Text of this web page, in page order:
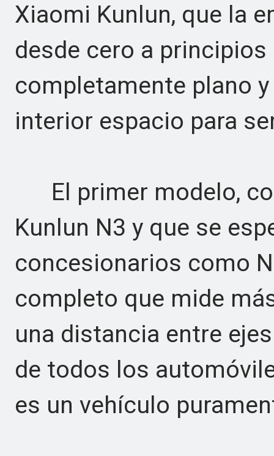
Xiaomi Kunlun, que la
desde cero a principios
completamente plano
interior espacio para
El primer modelo,
Kunlun N3 y que se
concesionarios como
completo que mide
una distancia entre
de todos los
es un vehículo